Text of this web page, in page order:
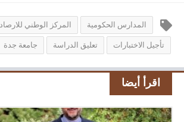
المدارس الحكومية المركز الوطني للارصاد
تأجيل الاختبارات تعليق الدراسة جامعة جدة
اقرأ أيضا